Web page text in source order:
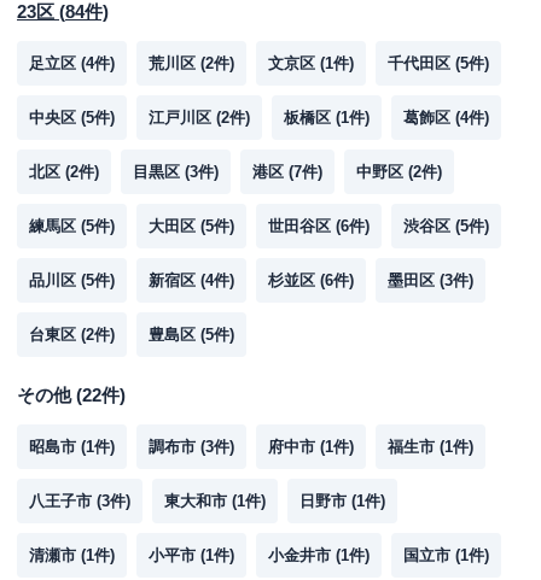
23区 (84件)
足立区 (4件) 荒川区 (2件) 文京区 (1件) 千代田区 (5件)
中央区 (5件) 江戸川区 (2件) 板橋区 (1件) 葛飾区 (4件)
北区 (2件) 目黒区 (3件) 港区 (7件) 中野区 (2件)
練馬区 (5件) 大田区 (5件) 世田谷区 (6件) 渋谷区 (5件)
品川区 (5件) 新宿区 (4件) 杉並区 (6件) 墨田区 (3件)
台東区 (2件) 豊島区 (5件)
その他(22件)
昭島市 (1件) 調布市 (3件) 府中市 (1件) 福生市 (1件)
八王子市 (3件) 東大和市 (1件) 日野市 (1件)
清瀬市 (1件) 小平市 (1件) 小金井市 (1件) 国立市 (1件)